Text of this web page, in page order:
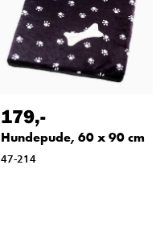
179,-
Hundepude, 60 x 90 cm
47-214